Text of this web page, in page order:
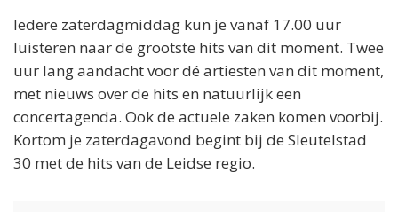
Iedere zaterdagmiddag kun je vanaf 17.00 uur
luisteren naar de grootste hits van dit moment. Twee
uur lang aandacht voor dé artiesten van dit moment,
met nieuws over de hits en natuurlijk een
concertagenda. Ook de actuele zaken komen voorbij.
Kortom je zaterdagavond begint bij de Sleutelstad
30 met de hits van de Leidse regio.